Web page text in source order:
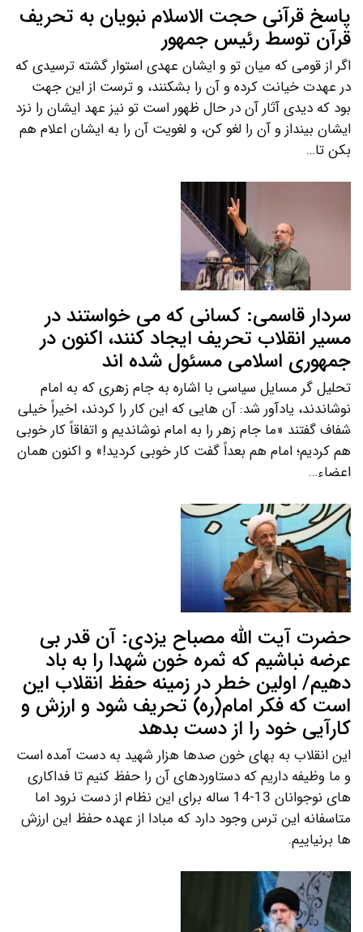
پاسخ قرآنی حجت الاسلام نبویان به تحریف
قرآن توسط رئیس جمهور
اگر از قومی که میان تو و ایشان عهدی استوار گشته ترسیدی که
در عهدت خیانت کرده و آن را بشکنند، و ترست از این جهت
بود که دیدی آثار آن در حال ظهور است تو نیز عهد ایشان را نزد
ایشان بینداز و آن را لغو کن، و لغویت آن را به ایشان اعلام هم
بکن تا…
سردار قاسمی: کسانی که می خواستند در
مسیر انقلاب تحریف ایجاد کنند، اکنون در
جمهوری اسلامی مسئول شده اند
تحلیل گر مسایل سیاسی با اشاره به جام زهری که به امام
نوشاندند، یادآور شد: آن هایی که این کار را کردند، اخیراً خیلی
شفاف گفتند «ما جام زهر را به امام نوشاندیم و اتفاقاً کار خوبی
هم کردیم؛ امام هم بعداً گفت کار خوبی کردید!» و اکنون همان
اعضاء…
حضرت آیت الله مصباح یزدی: آن قدر بی
عرضه نباشیم که ثمره خون شهدا را به باد
دهیم/ اولین خطر در زمینه حفظ انقلاب این
است که فکر امام(ره) تحریف شود و ارزش و
کارآیی خود را از دست بدهد
این انقلاب به بهای خون صدها هزار شهید به دست آمده است
و ما وظیفه داریم که دستاوردهای آن را حفظ کنیم تا فداکاری
های نوجوانان 13-14 ساله برای این نظام از دست نرود اما
متاسفانه این ترس وجود دارد که مبادا از عهده حفظ این ارزش
ها برنیاییم.